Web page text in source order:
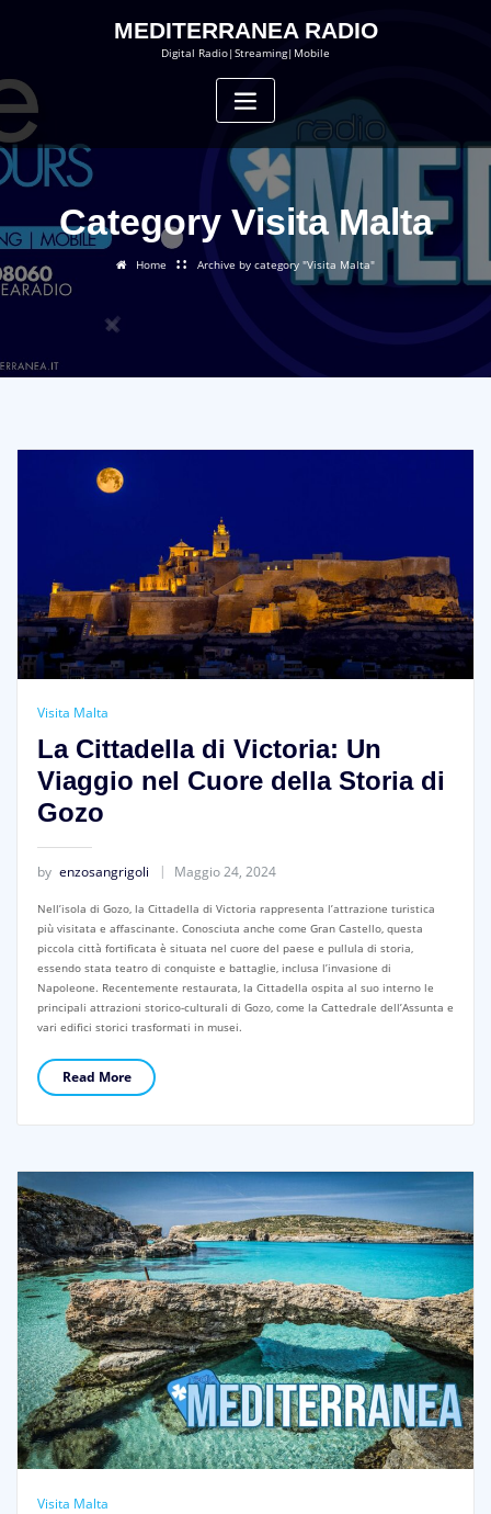
MEDITERRANEA RADIO
Digital Radio|Streaming|Mobile
Category Visita Malta
Home Archive by category "Visita Malta"
Visita Malta
La Cittadella di Victoria: Un
Viaggio nel Cuore della Storia di
Gozo
by enzosangrigoli Maggio 24, 2024
Nell’isola di Gozo, la Cittadella di Victoria rappresenta l’attrazione turistica
più visitata e affascinante. Conosciuta anche come Gran Castello, questa
piccola città fortificata è situata nel cuore del paese e pullula di storia,
essendo stata teatro di conquiste e battaglie, inclusa l’invasione di
Napoleone. Recentemente restaurata, la Cittadella ospita al suo interno le
principali attrazioni storico-culturali di Gozo, come la Cattedrale dell’Assunta e
vari edifici storici trasformati in musei.
Read More
Visita Malta